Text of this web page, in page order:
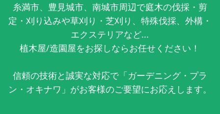
糸満市、豊見城市、南城市周辺で庭木の伐採・剪
定・刈り込みや草刈り・芝刈り、特殊伐採、外構・
エクステリアなど...
植木屋/造園屋をお探しならお任せください！
信頼の技術と誠実な対応で「ガーデニング・プラ
ン・オキナワ」がお客様のご要望にお応えします。